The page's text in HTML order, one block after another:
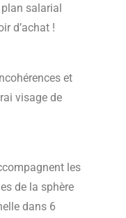
salarial
d’achat !
et
visage de
les
de la sphère
dans 6